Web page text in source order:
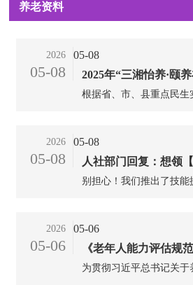
养老资料
2026
05-08
05-08
2025年“三湘怡养·颐
攻坚行动项目实施方
根据省、市、县重点民
考核。结合工作实际，特
2026
05-08
05-08
人社部门回复：想领
补贴，但证书快到期
别担心！我们推出了技
策出台后，如您符合技能
且预申领时间在证书核发
以申请享受技能提升补贴
2026
05-06
05-06
《老年人能力评估规
-2022）国家标准免费
为贯彻习近平总书记关